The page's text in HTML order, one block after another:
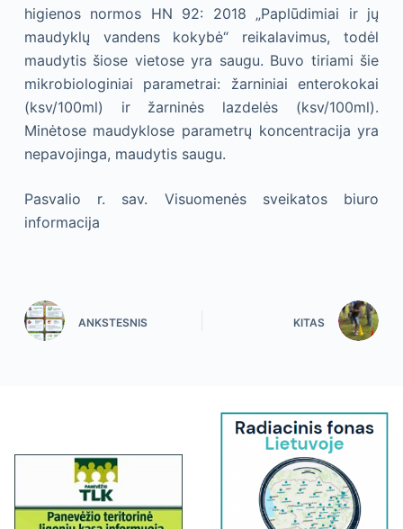
higienos normos HN 92: 2018 „Paplūdimiai ir jų
maudyklų vandens kokybė“ reikalavimus, todėl
maudytis šiose vietose yra saugu. Buvo tiriami šie
mikrobiologiniai parametrai: žarniniai enterokokai
(ksv/100ml) ir žarninės lazdelės (ksv/100ml).
Minėtose maudyklose parametrų koncentracija yra
nepavojinga, maudytis saugu.
Pasvalio r. sav. Visuomenės sveikatos biuro
informacija
ANKSTESNIS KITAS